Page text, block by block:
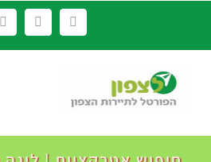
LinkedIn